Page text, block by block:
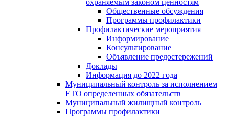
охраняемым законом ценностям
Общественные обсуждения
Программы профилактики
Профилактические мероприятия
Информирование
Консультирование
Объявление предостережений
Доклады
Информация до 2022 года
Муниципальный контроль за исполнением
ЕТО определенных обязательств
Муниципальный жилищный контроль
Программы профилактики